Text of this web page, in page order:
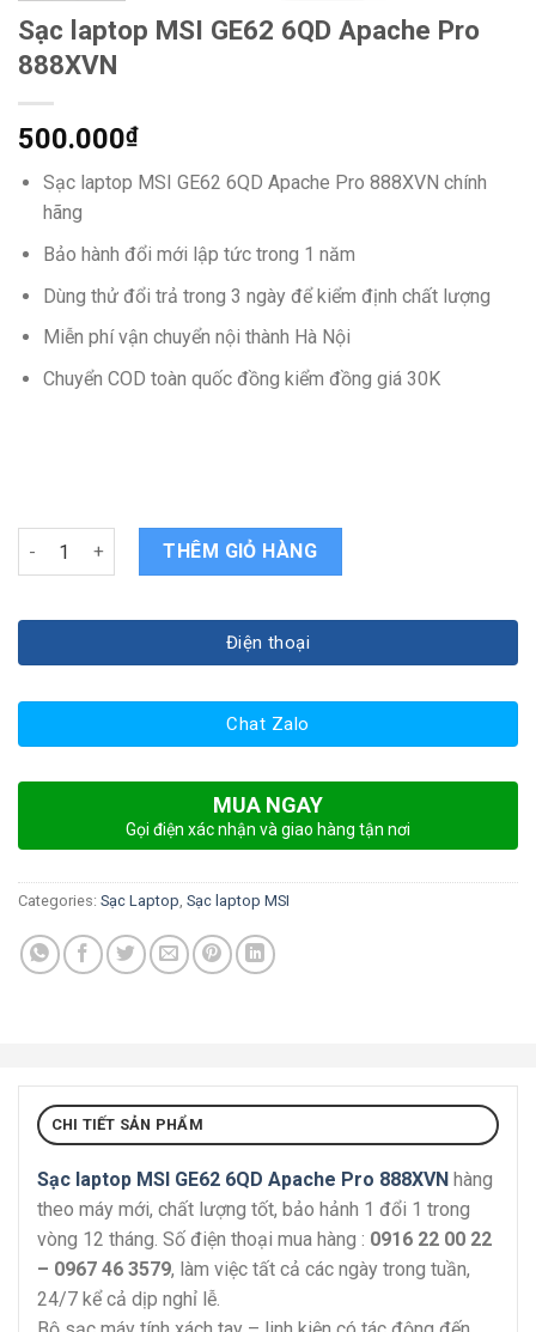
Sạc laptop MSI GE62 6QD Apache Pro
888XVN
500.000₫
Sạc laptop MSI GE62 6QD Apache Pro 888XVN chính
hãng
Bảo hành đổi mới lập tức trong 1 năm
Dùng thử đổi trả trong 3 ngày để kiểm định chất lượng
Miễn phí vận chuyển nội thành Hà Nội
Chuyển COD toàn quốc đồng kiểm đồng giá 30K
Sạc laptop MSI GE62 6QD Apache Pro 888XVN quantity
THÊM GIỎ HÀNG
Điện thoại
Chat Zalo
MUA NGAY
Gọi điện xác nhận và giao hàng tận nơi
Categories: Sạc Laptop, Sạc laptop MSI
CHI TIẾT SẢN PHẨM
Sạc laptop MSI GE62 6QD Apache Pro 888XVN hàng
theo máy mới, chất lượng tốt, bảo hảnh 1 đổi 1 trong
vòng 12 tháng. Số điện thoại mua hàng : 0916 22 00 22
– 0967 46 3579, làm việc tất cả các ngày trong tuần,
24/7 kể cả dịp nghỉ lễ.